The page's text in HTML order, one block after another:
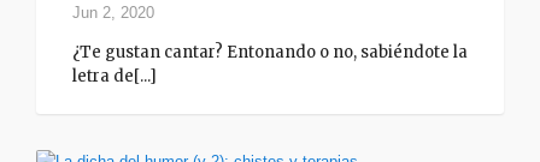
Jun 2, 2020
¿Te gustan cantar? Entonando o no, sabiéndote la
letra de[...]